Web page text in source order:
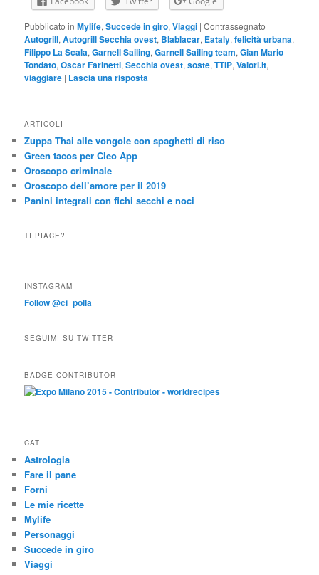
Pubblicato in Mylife,Succede in giro,Viaggi |Contrassegnato
Autogrill,Autogrill Secchia ovest, Blablacar, Eataly,felicità urbana,
Filippo La Scala,Garnell Sailing,Garnell Sailing team,Gian Mario
Tondato,Oscar Farinetti,Secchia ovest,soste,TTIP,Valori.it,
viaggiare | Lascia una risposta
ARTICOLI
Zuppa Thai alle vongole con spaghetti di riso
Green tacos per Cleo App
Oroscopo criminale
Oroscopo dell’amore per il 2019
Panini integrali con fichi secchi e noci
TI PIACE?
INSTAGRAM
Follow @ci_polla
SEGUIMI SU TWITTER
BADGE CONTRIBUTOR
CAT
Astrologia
Fare il pane
Forni
Le mie ricette
Mylife
Personaggi
Succede in giro
Viaggi